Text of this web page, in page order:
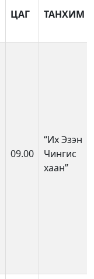
ЦАГ ТАНХИМ
09.00
“Их Эзэн
Чингис
хаан”